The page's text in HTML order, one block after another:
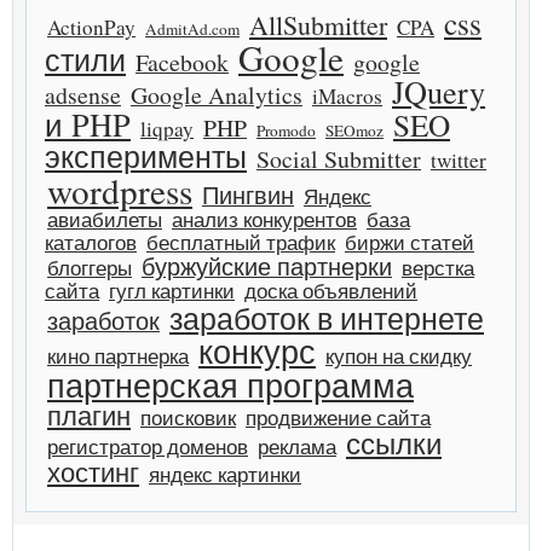
ActionPay AdmitAd.com AllSubmitter CPA css
стили Facebook Google google
adsense Google Analytics iMacros JQuery
и PHP liqpay PHP Promodo SEOmoz SEO
эксперименты Social Submitter twitter
wordpress Пингвин Яндекс
авиабилеты анализ конкурентов база
каталогов бесплатный трафик биржи статей
блоггеры буржуйские партнерки верстка
сайта гугл картинки доска объявлений
заработок заработок в интернете
кино партнерка конкурс купон на скидку
партнерская программа
плагин поисковик продвижение сайта
регистратор доменов реклама ссылки
хостинг яндекс картинки